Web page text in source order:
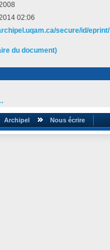
02:06
secure/id/
du document)
Archipel Nous écrire